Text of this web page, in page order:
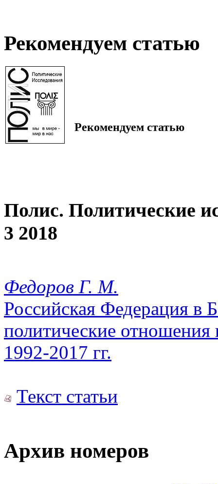
Рекомендуем статью
Рекомендуем статью
Полис. Политические
3 2018
Федоров Г. М.
Российская Федерация в
политические отношения
1992-2017 гг.
Текст статьи
Архив номеров